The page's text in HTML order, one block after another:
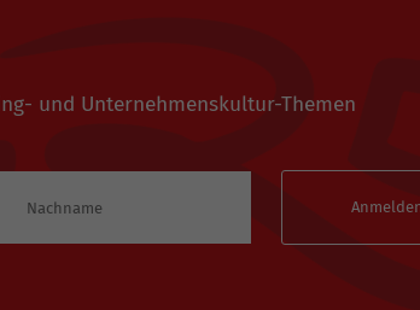
und Unternehmenskultur-Themen